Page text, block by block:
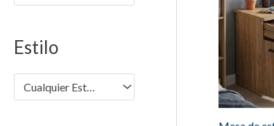
i
m
i
m
Estilo
Cualquier Estilo